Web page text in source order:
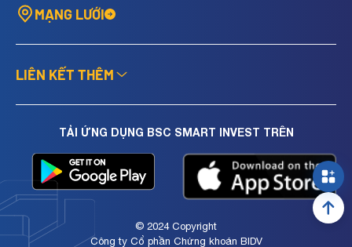
MẠNG LƯỚI
LIÊN KẾT THÊM
TẢI ỨNG DỤNG BSC SMART INVEST TRÊN
© 2024 Copyright
Công ty Cổ phần Chứng khoán BIDV